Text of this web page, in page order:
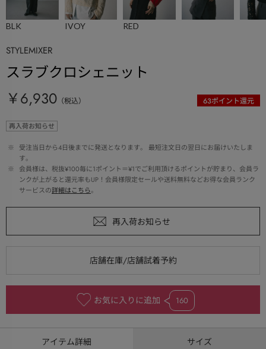
BLK IVOY RED
STYLEMIXER
スラブクロシェニット
￥6,930 （税込） 63ポイント還元
再入荷お知らせ
※
受注当日から4日後までに発送となります。 最短注文日の翌日にお届けいたしま
す。
※
会員様は、税抜¥100毎に1ポイント＝¥1でご利用頂けるポイントが貯まり、会員ラ
ンクが上がると還元率もUP！会員様限定セールや送料無料などお得な会員ランク
サービスの詳細はこちら。
お気に入りに追加 160
アイテム詳細 サイズ